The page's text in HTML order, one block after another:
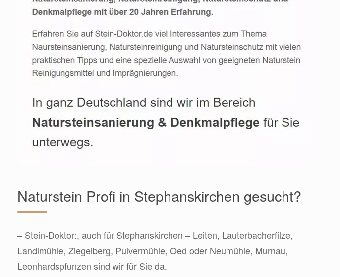
Naturstein Profi in Stephanskirchen gesucht?
– Stein-Doktor:, auch für Stephanskirchen – Leiten, Lauterbacherfilze,
Landlmühle, Ziegelberg, Pulvermühle, Oed oder Neumühle, Murnau,
Leonhardspfunzen sind wir für Sie da.